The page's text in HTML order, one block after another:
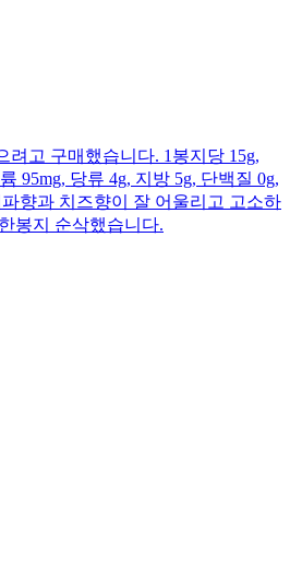
려고 구매했습니다. 1봉지당 15g,
95mg, 당류 4g, 지방 5g, 단백질 0g,
향과 치즈향이 잘 어울리고 고소하
봉지 순삭했습니다.